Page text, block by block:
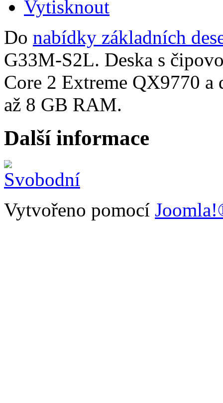
Do nabídky základních
G33M-S2L. Deska s
Core 2 Extreme QX9770
až 8 GB RAM.
Další informace
Vytvořeno pomocí